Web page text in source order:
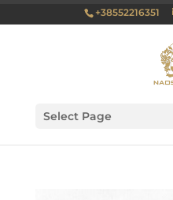
+38552216351
Select Page